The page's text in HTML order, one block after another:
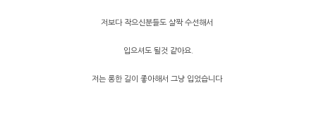
저보다 작으신분들도 살짝 수선해서
입으셔도 될것 같아요.
저는 롱한 길이 좋아해서 그냥 입었습니다